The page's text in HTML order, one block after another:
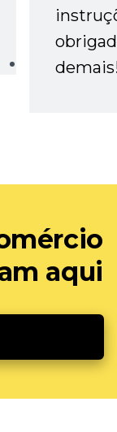
aqui